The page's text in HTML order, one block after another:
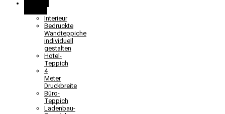
Interieur
Bedruckte
Wandteppiche
individuell
gestalten
Hotel-
Teppich
4
Meter
Druckbreite
Büro-
Teppich
Ladenbau-